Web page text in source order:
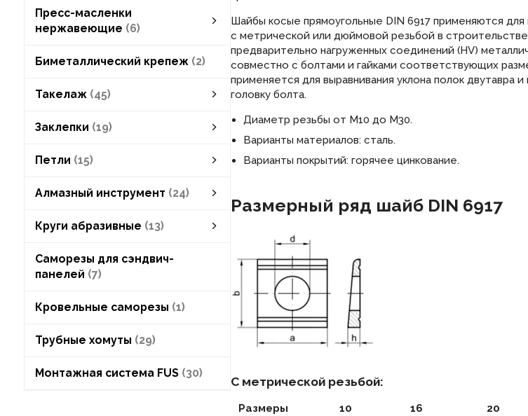
Пресс-масленки
нержавеющие
6
Биметаллический крепеж 2
Такелаж 45
Заклепки 19
Петли 15
Алмазный инструмент 24
Круги абразивные 13
Саморезы для сэндвич-
панелей 7
Кровельные саморезы 1
Трубные хомуты 29
Монтажная система FUS 30
Шайбы косые прямоугольные DIN 6917 применяются для
с метрической или дюймовой резьбой в
предварительно нагруженных соединений (HV)
совместно с болтами и гайками соответствующих
применяется для выравнивания уклона полок двутавра
головку болта.
Диаметр резьбы от М10 до М30.
Варианты материалов: сталь.
Варианты покрытий: горячее цинкование.
Размерный ряд шайб DIN 6917
С метрической резьбой:
Размеры 10 16 20